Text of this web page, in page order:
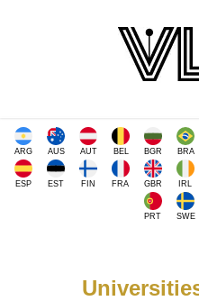
ARG AUS AUT BEL BGR BRA
ESP EST FIN FRA GBR IRL
PRT SWE